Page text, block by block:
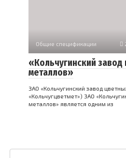
Общие спецификации
«Кольчугинский
металлов»
ЗАО «Кольчугинский завод
«Кольчугцветмет») ЗАО
металлов» является одним из
Поиск: